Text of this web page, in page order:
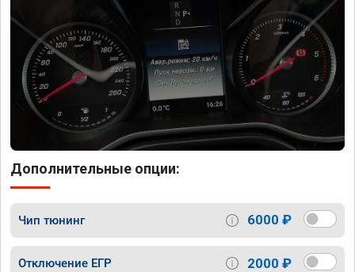
Дополнительные опции:
Чип тюнинг 6000 ₽
Отключение ЕГР 2000 ₽